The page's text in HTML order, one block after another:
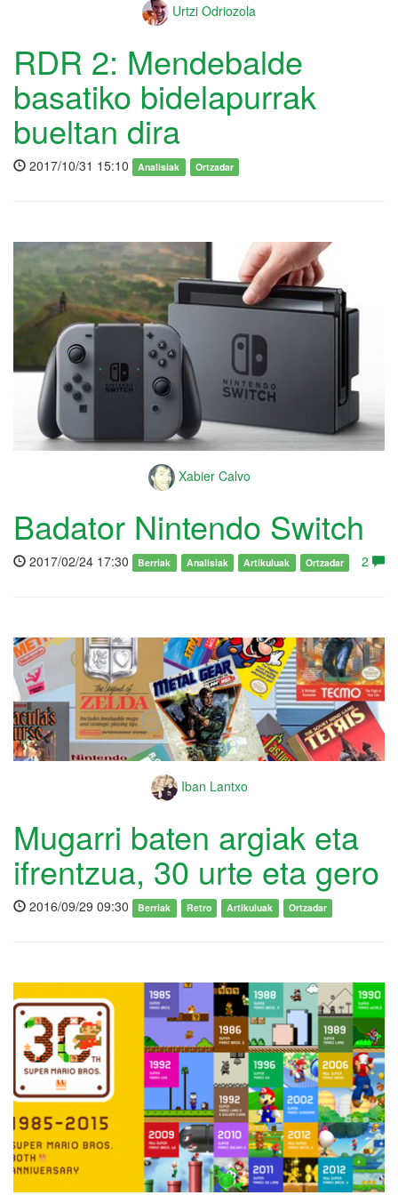
Urtzi Odriozola
RDR 2: Mendebalde
basatiko bidelapurrak
bueltan dira
2017/10/31 15:10 Analisiak Ortzadar
Xabier Calvo
Badator Nintendo Switch
2017/02/24 17:30 Berriak Analisiak Artikuluak Ortzadar 2
Iban Lantxo
Mugarri baten argiak eta
ifrentzua, 30 urte eta gero
2016/09/29 09:30 Berriak Retro Artikuluak Ortzadar